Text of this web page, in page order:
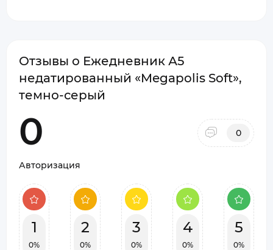
Отзывы о Ежедневник А5
недатированный «Megapolis Soft»,
темно-серый
0 0
Авторизация
1
0%
2
0%
3
0%
4
0%
5
0%